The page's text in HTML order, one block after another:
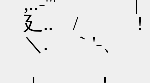
廴..
＼. ｀'-、
,／ ￣